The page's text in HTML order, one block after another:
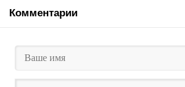
Комментарии